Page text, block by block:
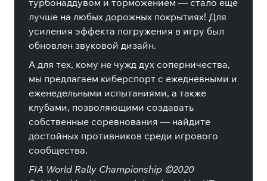
турбонаддувом и торможением — стало еще
лучше на любых дорожных покрытиях! Для
усиления эффекта погружения в игру был
обновлен звуковой дизайн.
А для тех, кому не чужд дух соперничества,
мы предлагаем киберспорт с ежедневными и
еженедельными испытаниями, а также
клубами, позволяющими создавать
собственные соревнования — найдите
достойных противников среди игрового
сообщества.
FIA World Rally Championship ©2020